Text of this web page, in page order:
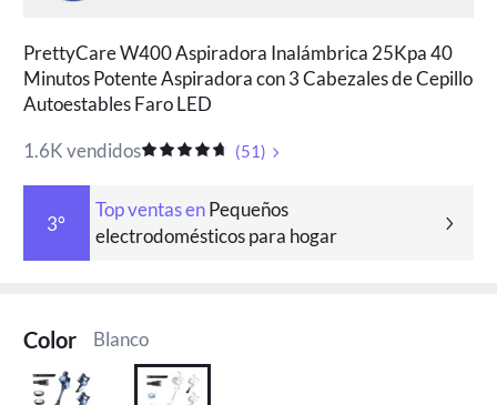
PrettyCare W400 Aspiradora Inalámbrica 25Kpa 40
Minutos Potente Aspiradora con 3 Cabezales de Cepillo
Autoestables Faro LED
1.6K vendidos
(51)
3°
Top ventas enPequeños
electrodomésticos para hogar
Color Blanco